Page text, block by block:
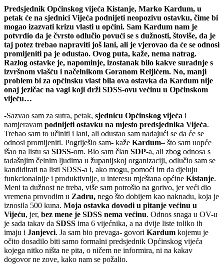
Predsjednik Općinskog vijeća Kistanje, Marko Kardum, u
petak će na sjednici Vijeća podnijeti neopozivu ostavku, čime bi
mogao izazvati krizu vlasti u općini. Sam Kardum nam je
potvrdio da je čvrsto odlučio povući se s dužnosti, štoviše, da je
taj potez trebao napraviti još lani, ali je vjerovao da će se odnosi
promijeniti pa je odustao. Ovog puta, kaže, nema natrag.
Razlog ostavke je, napominje, izostanak bilo kakve suradnje s
izvršnom vlašću i načelnikom Goranom Reljićem. No, manji
problem bi za općinsku vlast bila ova ostavka da Kardum nije
onaj jezičac na vagi koji drži SDSS-ovu većinu u Općinskom
vijeću…
-Sazvao sam za sutra, petak, sjednicu Općinskog vijeća i
namjeravam podnijeti ostavku na mjesto predsjednika Vijeća.
Trebao sam to učiniti i lani, ali odustao sam nadajući se da će se
odnosi promijeniti. Pogriješio sam- kaže Kardum– što sam uopće
išao na listu sa SDSS-om. Bio sam član SDP-a, ali zbog odnosa s
tadašnjim čelnim ljudima u županijskoj organizaciji, odlučio sam se
kandidirati na listi SDSS-a i, ako mogu, pomoći im da djeluju
funkcionalnije i produktivnije, u interesu mještana općine Kistanje.
Meni ta dužnost ne treba, više sam potrošio na gorivo, jer veći dio
vremena provodim u Zadru, nego što dobijem kao naknadu, koja je
iznosila 500 kuna. Moja ostavka dovodi u pitanje većinu u
Vijeću, jer, bez mene je SDSS nema većinu. Odnos snaga u OV-u
je sada takav da SDSS ima 6 vijećnika, a na dvije liste toliko ih
imaju i Janjevci. Ja sam bio prevaga- govori Kardum kojemu je
očito dosadilo biti samo formalni predsjednik Općinskog vijeća
kojega nitko ništa ne pita, o ničem ne informira, ni na kakav
dogovor ne zove, kako nam se požalio.